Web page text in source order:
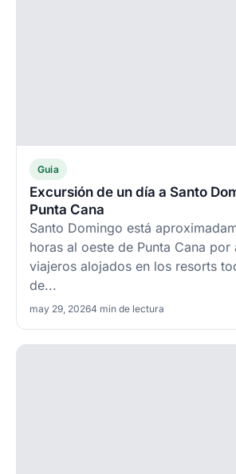
Guia
Excursión de un día a Santo
Punta Cana
Santo Domingo está
horas al oeste de Punta Cana por
viajeros alojados en los resorts
de...
may 29, 20264 min de lectura